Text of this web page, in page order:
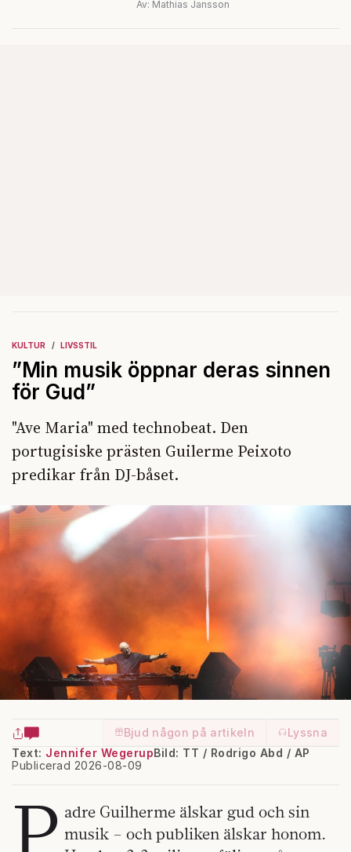
kloster och förkolnade
Av: Mathias Jansson
KULTUR LIVSSTIL
”Min musik öppnar deras sinnen
för Gud”
"Ave Maria" med technobeat. Den
portugisiske prästen Guilerme Peixoto
predikar från DJ-båset.
Bjud någon på artikeln
Lyssna
Text: Jennifer Wegerup
Publicerad 2026-08-09
Bild: TT / Rodrigo Abd / AP
adre Guilherme älskar gud och sin
musik – och publiken älskar honom.